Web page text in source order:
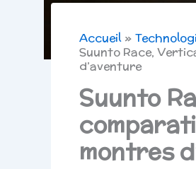
Accueil
Suunto Race,
d’aventure
Suunto
montres